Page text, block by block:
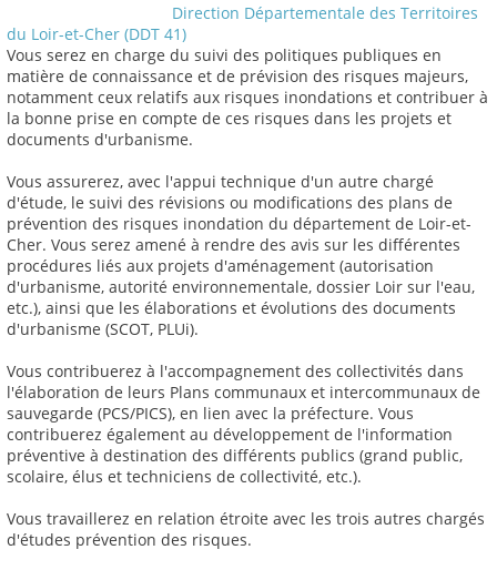
Direction Départementale des Territoires
du Loir-et-Cher (DDT 41)
Vous serez en charge du suivi des politiques publiques en
matière de connaissance et de prévision des risques majeurs,
notamment ceux relatifs aux risques inondations et contribuer à
la bonne prise en compte de ces risques dans les projets et
documents d'urbanisme.
Vous assurerez, avec l'appui technique d'un autre chargé
d'étude, le suivi des révisions ou modifications des plans de
prévention des risques inondation du département de Loir-et-
Cher. Vous serez amené à rendre des avis sur les différentes
procédures liés aux projets d'aménagement (autorisation
d'urbanisme, autorité environnementale, dossier Loir sur l'eau,
etc.), ainsi que les élaborations et évolutions des documents
d'urbanisme (SCOT, PLUi).
Vous contribuerez à l'accompagnement des collectivités dans
l'élaboration de leurs Plans communaux et intercommunaux de
sauvegarde (PCS/PICS), en lien avec la préfecture. Vous
contribuerez également au développement de l'information
préventive à destination des différents publics (grand public,
scolaire, élus et techniciens de collectivité, etc.).
Vous travaillerez en relation étroite avec les trois autres chargés
d'études prévention des risques.